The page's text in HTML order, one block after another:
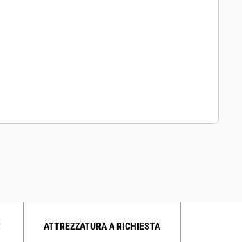
ATTREZZATURA A RICHIESTA